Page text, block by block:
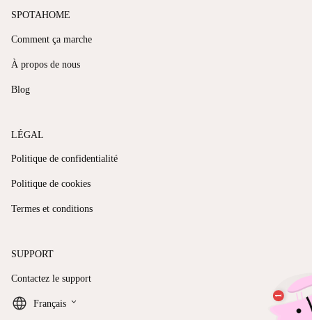
SPOTAHOME
Comment ça marche
À propos de nous
Blog
LÉGAL
Politique de confidentialité
Politique de cookies
Termes et conditions
SUPPORT
Contactez le support
Français keyboard_arrow_down